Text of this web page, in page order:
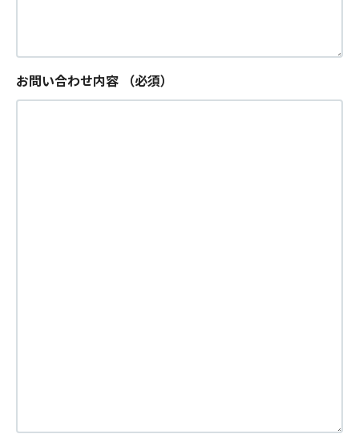
お問い合わせ内容 （必須）